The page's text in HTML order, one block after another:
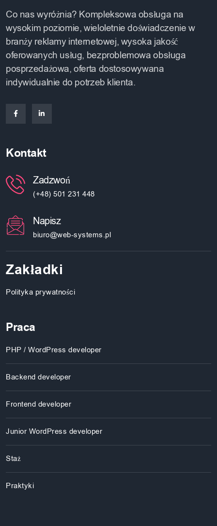
Co nas wyróżnia? Kompleksowa obsługa na
wysokim poziomie, wieloletnie doświadczenie w
branży reklamy internetowej, wysoka jakość
oferowanych usług, bezproblemowa obsługa
posprzedażowa, oferta dostosowywana
indywidualnie do potrzeb klienta.
Kontakt
Zadzwoń
(+48) 501 231 448
Napisz
biuro@web-systems.pl
Zakładki
Polityka prywatności
Praca
PHP / WordPress developer
Backend developer
Frontend developer
Junior WordPress developer
Staż
Praktyki